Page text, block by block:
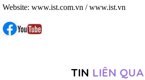
Website: www.ist.com.vn /www.ist.vn
TIN LIÊN